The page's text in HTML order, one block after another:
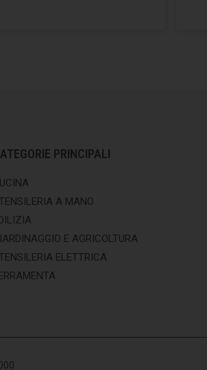
PRINCIPALI
A MANO
E AGRICOLTURA
ELETTRICA